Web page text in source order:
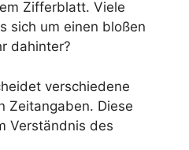
Zifferblatt. Viele
sich um einen bloßen
dahinter?
verschiedene
Zeitangaben. Diese
Verständnis des